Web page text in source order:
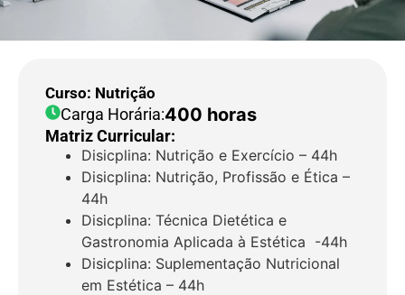
Curso: Nutrição
Carga Horária:400 horas
Matriz Curricular:
Disicplina: Nutrição e Exercício – 44h
Disicplina: Nutrição, Profissão e Ética –
44h
Disicplina: Técnica Dietética e
Gastronomia Aplicada à Estética -44h
Disicplina: Suplementação Nutricional
em Estética – 44h